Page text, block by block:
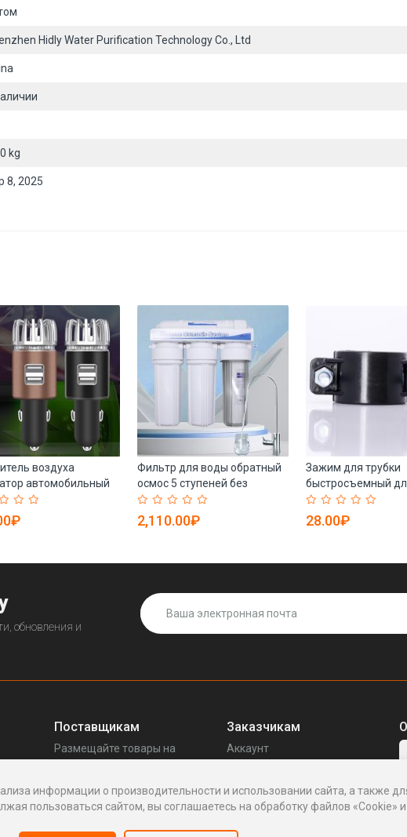
Hidly Water Purification Technology Co., Ltd
kg
8, 2025
воздуха
автомобильный
(арт. 25-
Фильтр для воды обратный
осмос 5 ступеней без
электричества (арт. 25-
5084908)
2,110.00₽
Зажим для трубки
быстросъемный
фильтра кухни 1/4
(арт. 25-5084860)
28.00₽
обновления и
Поставщикам
Размещайте товары на
Как это работает
Заказчикам
Аккаунт
Написать поставщику
Реквизиты
информации о производительности и использовании сайта, а также
пользоваться сайтом, вы соглашаетесь на обработку файлов «Cookie»